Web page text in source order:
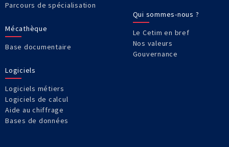
Parcours de spécialisation
Mécathèque
Base documentaire
Logiciels
Logiciels métiers
Logiciels de calcul
Aide au chiffrage
Bases de données
Qui sommes-nous ?
Le Cetim en bref
Nos valeurs
Gouvernance